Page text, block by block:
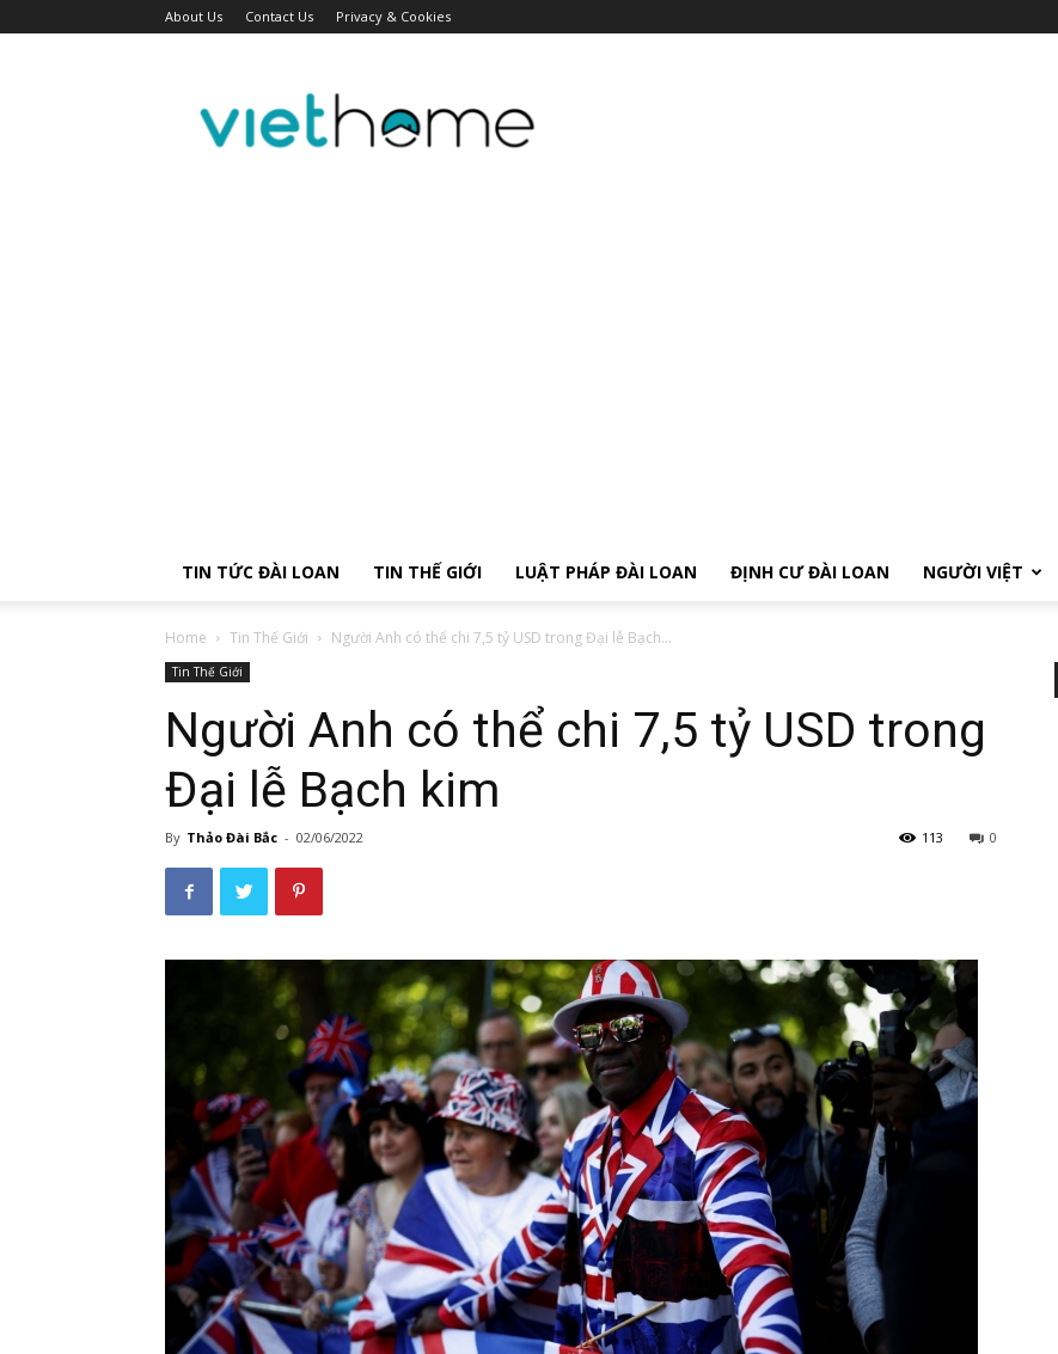
About Us Contact Us Privacy & Cookies
người
Việt
TIN TỨC ĐÀI LOAN TIN THẾ GIỚI LUẬT PHÁP ĐÀI LOAN ĐỊNH CƯ ĐÀI LOAN NGƯỜI VIỆT
Home Tin Thế Giới Người Anh có thể chi 7,5 tỷ USD trong Đại lễ Bạch...
Tin Thế Giới
Người Anh có thể chi 7,5 tỷ USD trong
Đại lễ Bạch kim
By Thảo Đài Bắc - 02/06/2022 0
113